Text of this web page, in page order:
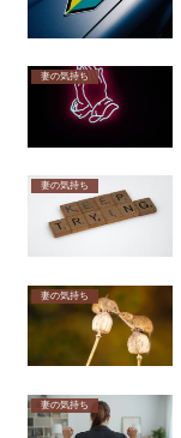
妻の気持ち
妻の気持ち
妻の気持ち
妻の気持ち